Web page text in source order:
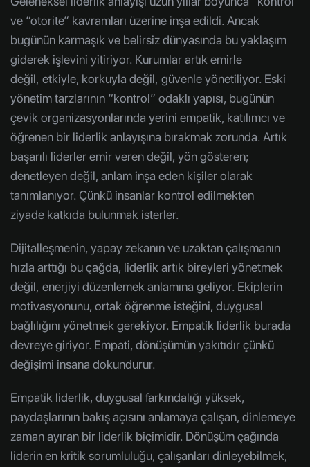
ve “otorite” kavramları üzerine inşa edildi. Ancak
bugünün karmaşık ve belirsiz dünyasında bu yaklaşım
giderek işlevini yitiriyor. Kurumlar artık emirle
değil, etkiyle, korkuyla değil, güvenle yönetiliyor. Eski
yönetim tarzlarının “kontrol” odaklı yapısı, bugünün
çevik organizasyonlarında yerini empatik, katılımcı ve
öğrenen bir liderlik anlayışına bırakmak zorunda. Artık
başarılı liderler emir veren değil, yön gösteren;
denetleyen değil, anlam inşa eden kişiler olarak
tanımlanıyor. Çünkü insanlar kontrol edilmekten
ziyade katkıda bulunmak isterler.
Dijitalleşmenin, yapay zekanın ve uzaktan çalışmanın
hızla arttığı bu çağda, liderlik artık bireyleri yönetmek
değil, enerjiyi düzenlemek anlamına geliyor. Ekiplerin
motivasyonunu, ortak öğrenme isteğini, duygusal
bağlılığını yönetmek gerekiyor. Empatik liderlik burada
devreye giriyor. Empati, dönüşümün yakıtıdır çünkü
değişimi insana dokundurur.
Empatik liderlik, duygusal farkındalığı yüksek,
paydaşlarının bakış açısını anlamaya çalışan, dinlemeye
zaman ayıran bir liderlik biçimidir. Dönüşüm çağında
liderin en kritik sorumluluğu, çalışanları dinleyebilmek,